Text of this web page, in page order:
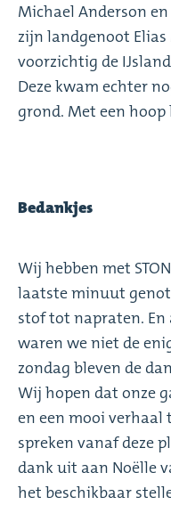
Michael Anderson
zijn landgenoot
voorzichtig de
Deze kwam echter
grond. Met een
Bedankjes
Wij hebben met
laatste minuut
stof tot napraten.
waren we niet de
zondag bleven de
Wij hopen dat onze
en een mooi verhaal
spreken vanaf deze
dank uit aan Noëlle
het beschikbaar